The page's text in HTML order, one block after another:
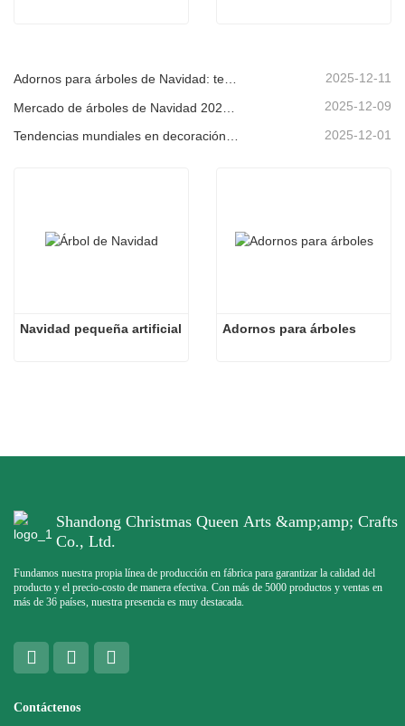
Adornos para árboles de Navidad: tendencias del mercado, información sobre la cadena de suministro y guía de adquisiciones 2025 2025-12-11
2025-12-09
2025-12-01
Navidad pequeña artificial Adornos para árboles
Shandong Christmas Queen Arts &amp;amp; Crafts
Co., Ltd.
Fundamos nuestra propia línea de producción en fábrica para garantizar la calidad del
producto y el precio-costo de manera efectiva. Con más de 5000 productos y ventas en
más de 36 países, nuestra presencia es muy destacada.
Contáctenos